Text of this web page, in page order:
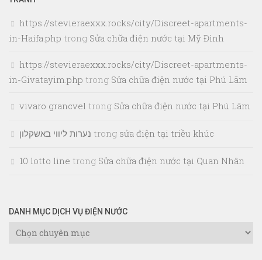
https://stevieraexxx.rocks/city/Discreet-apartments-
in-Haifa.php trong Sửa chữa điện nước tại Mỹ Đình
https://stevieraexxx.rocks/city/Discreet-apartments-
in-Givatayim.php trong Sửa chữa điện nước tại Phú Lãm
vivaro grancvel trong Sửa chữa điện nước tại Phú Lãm
נערות ליווי באשקלון trong sửa điện tại triều khúc
10 lotto line trong Sửa chữa điện nước tại Quan Nhân
DANH MỤC DỊCH VỤ ĐIỆN NƯỚC
Danh